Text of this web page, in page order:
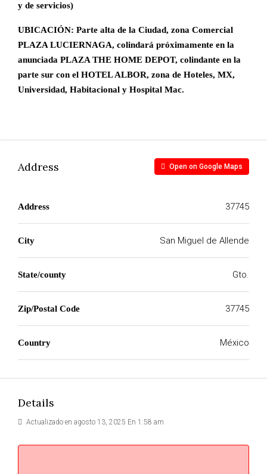
y de servicios)
UBICACIÓN: Parte alta de la Ciudad, zona Comercial
PLAZA LUCIERNAGA, colindará próximamente en la
anunciada PLAZA THE HOME DEPOT, colindante en la
parte sur con el HOTEL ALBOR, zona de Hoteles, MX,
Universidad, Habitacional y Hospital Mac.
Address Open on Google Maps
Address 37745
City San Miguel de Allende
State/county Gto.
Zip/Postal Code 37745
Country México
Details
Actualizado en agosto 13, 2025 En 1:58 am